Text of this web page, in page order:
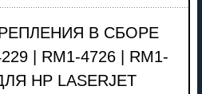
В СБОРЕ
| RM1-4726 | RM1-
HP LASERJET